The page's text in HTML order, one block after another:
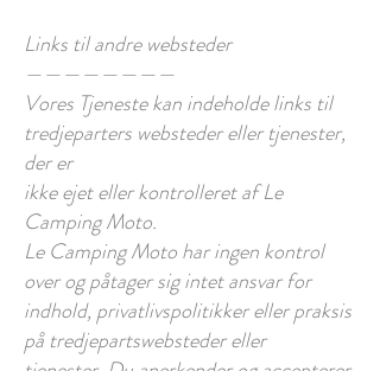
Links til andre websteder
————————
Vores Tjeneste kan indeholde links til
tredjeparters websteder eller tjenester,
der er
ikke ejet eller kontrolleret af Le
Camping Moto.
Le Camping Moto har ingen kontrol
over og påtager sig intet ansvar for
indhold, privatlivspolitikker eller praksis
på tredjepartswebsteder eller